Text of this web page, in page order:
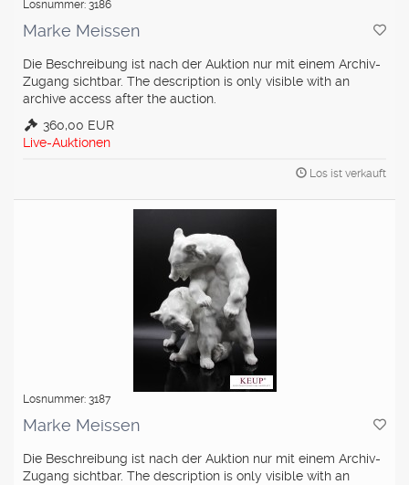
Losnummer: 3186
Marke Meissen
Die Beschreibung ist nach der Auktion nur mit einem Archiv-
Zugang sichtbar. The description is only visible with an
archive access after the auction.
360,00 EUR
Live-Auktionen
Los ist verkauft
Losnummer: 3187
Marke Meissen
Die Beschreibung ist nach der Auktion nur mit einem Archiv-
Zugang sichtbar. The description is only visible with an